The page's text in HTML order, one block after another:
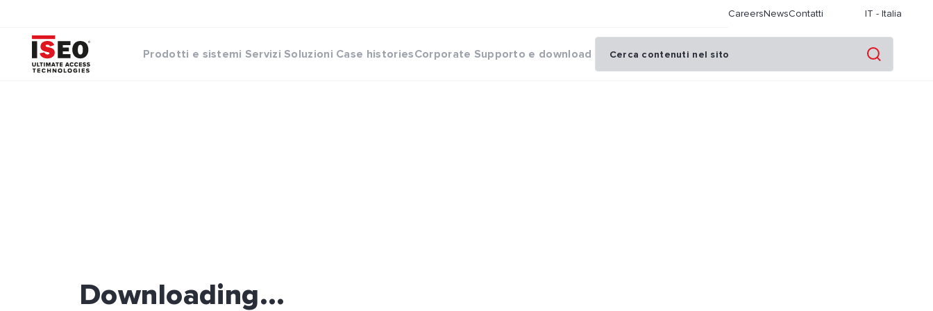
CareersNewsContatti IT - Italia
Prodotti e sistemi Servizi Soluzioni Case historiesCorporate Supporto e download
Downloading...